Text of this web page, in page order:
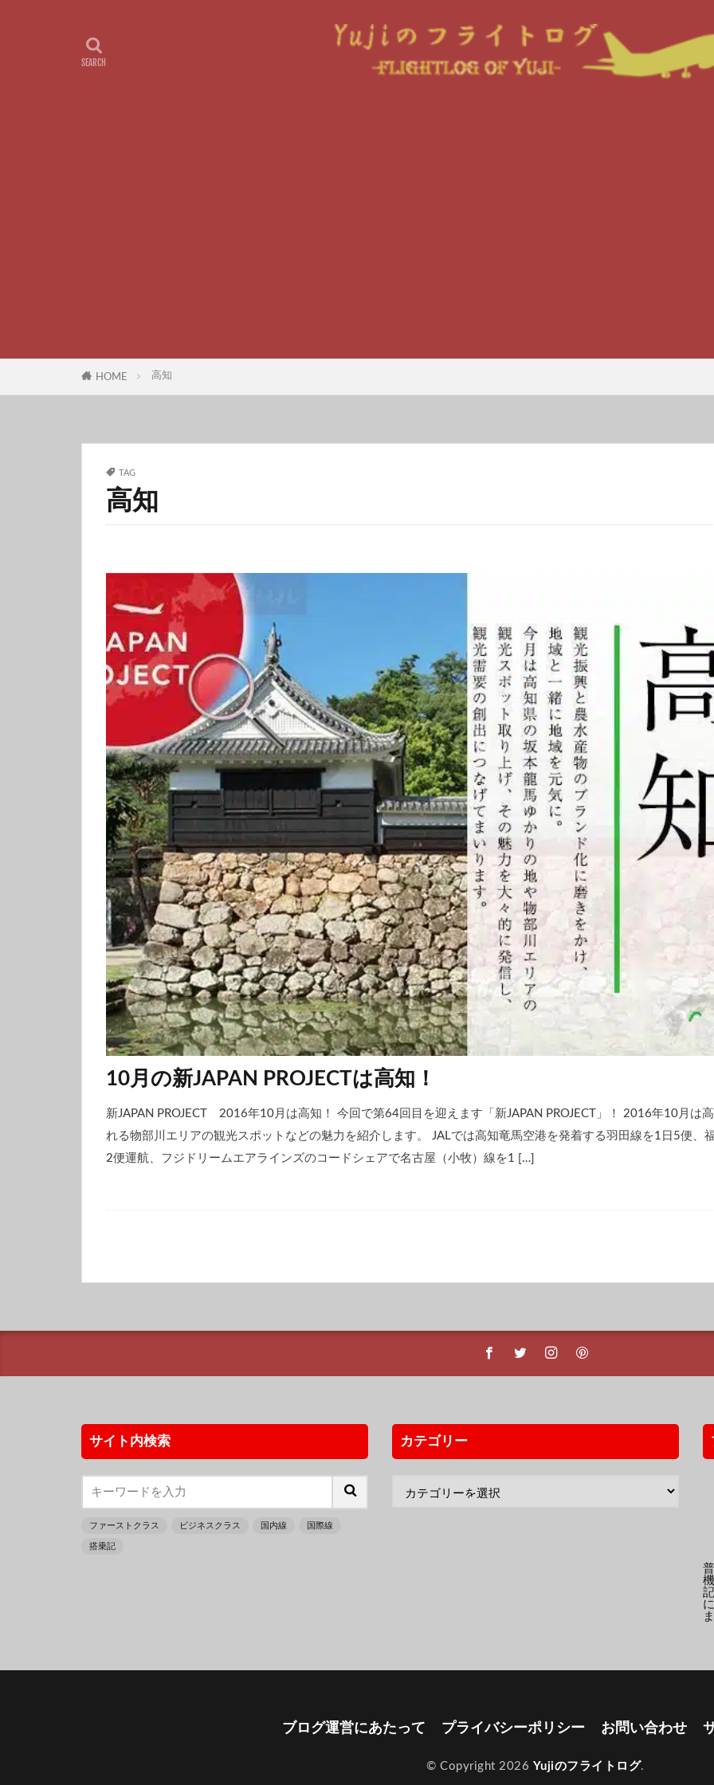
HOME 高知
TAG
高知
10月の新JAPAN PROJECTは高知！
新JAPAN PROJECT 2016年10月は高知！ 今回で第64回目を迎えます「新JAPAN PROJECT」！ 2016年10月は
れる物部川エリアの観光スポットなどの魅力を紹介します。 JALでは高知竜馬空港を発着する羽田線を1日5便、
2便運航、フジドリームエアラインズのコードシェアで名古屋（小牧）線を1 […]
サイト内検索
ファーストクラス ビジネスクラス 国内線 国際線
搭乗記
カテゴリー
ブログ運営にあたって プライバシーポリシー お問い合わせ
© Copyright 2026 Yujiのフライトログ.